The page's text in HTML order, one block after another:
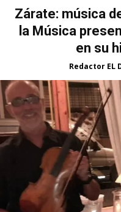
Zárate: música
la Música
en su
Redactor EL